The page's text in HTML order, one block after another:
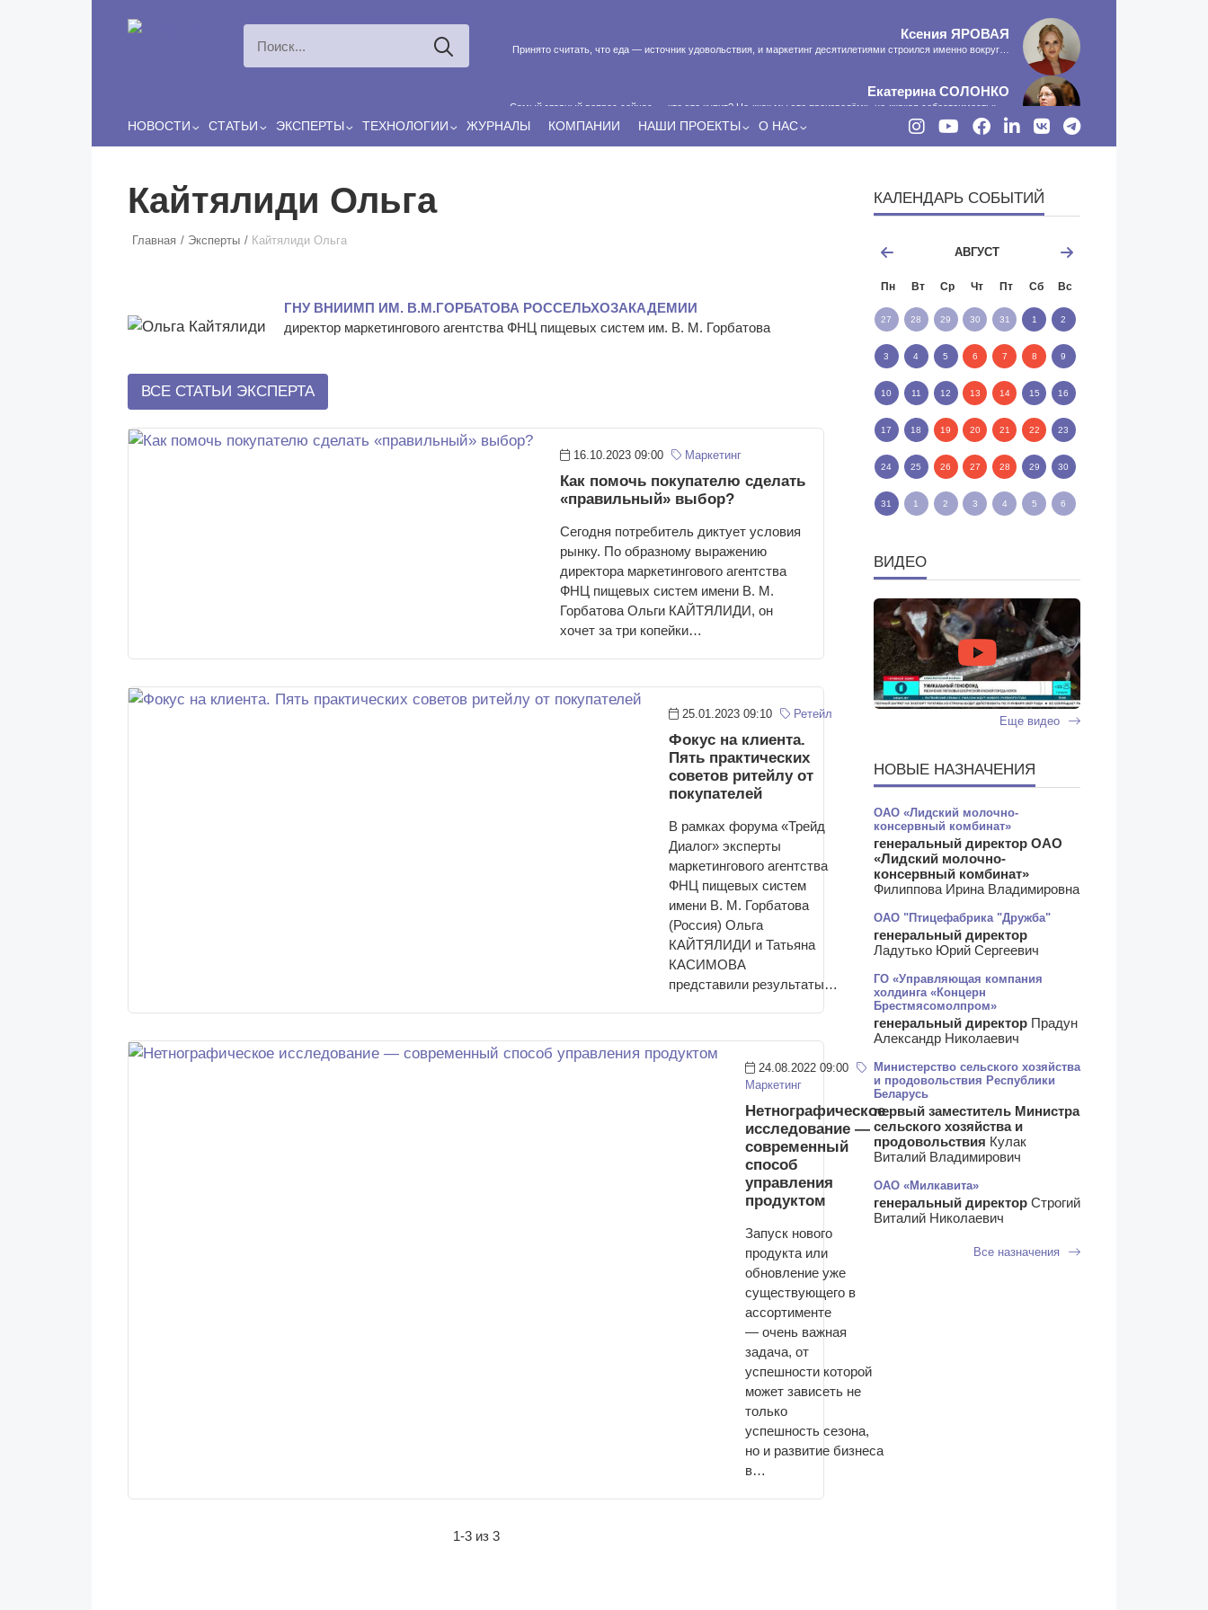
Ксения ЯРОВАЯ
Принято считать, что еда — источник удовольствия, и маркетинг десятилетиями строился именно вокруг…
Екатерина СОЛОНКО
Самый главный вопрос сейчас — кто это купит? Не «как мы это произведём», не «какая себестоимость»,…
СергейЛЯШКО
МНЕНИЕ
НОВОСТИ СТАТЬИ ЭКСПЕРТЫ ТЕХНОЛОГИИ ЖУРНАЛЫ КОМПАНИИ НАШИ ПРОЕКТЫ О НАС
Кайтялиди Ольга
Главная Эксперты Кайтялиди Ольга
ГНУ ВНИИМП ИМ. В.М.ГОРБАТОВА РОССЕЛЬХОЗАКАДЕМИИ
директор маркетингового агентства ФНЦ пищевых систем им. В. М. Горбатова
ВСЕ СТАТЬИ ЭКСПЕРТА
16.10.2023 09:00 Маркетинг
Как помочь покупателю сделать
«правильный» выбор?
Сегодня потребитель диктует условия
рынку. По образному выражению
директора маркетингового агентства
ФНЦ пищевых систем имени В. М.
Горбатова Ольги КАЙТЯЛИДИ, он
хочет за три копейки…
25.01.2023 09:10 Ретейл
Фокус на клиента.
Пять практических
советов ритейлу от
покупателей
В рамках форума «Трейд
Диалог» эксперты
маркетингового агентства
ФНЦ пищевых систем
имени В. М. Горбатова
(Россия) Ольга
КАЙТЯЛИДИ и Татьяна
КАСИМОВА
представили результаты…
24.08.2022 09:00
Маркетинг
Нетнографическое
исследование —
современный
способ
управления
продуктом
Запуск нового
продукта или
обновление уже
существующего в
ассортименте
— очень важная
задача, от
успешности которой
может зависеть не
только
успешность сезона,
но и развитие бизнеса
в…
1-3 из 3
КАЛЕНДАРЬ СОБЫТИЙ
АВГУСТ
Пн Вт Ср Чт Пт Сб Вс
27 28 29 30 31 1 2
3 4 5 6 7 8 9
10 11 12 13 14 15 16
17 18 19 20 21 22 23
24 25 26 27 28 29 30
31 1 2 3 4 5 6
ВИДЕО
Еще видео
НОВЫЕ НАЗНАЧЕНИЯ
ОАО «Лидский молочно-
консервный комбинат»
генеральный директор ОАО
«Лидский молочно-
консервный комбинат»
Филиппова Ирина Владимировна
ОАО "Птицефабрика "Дружба"
генеральный директор
Ладутько Юрий Сергеевич
ГО «Управляющая компания
холдинга «Концерн
Брестмясомолпром»
генеральный директор Прадун
Александр Николаевич
Министерство сельского хозяйства
и продовольствия Республики
Беларусь
первый заместитель Министра
сельского хозяйства и
продовольствия Кулак
Виталий Владимирович
ОАО «Милкавита»
генеральный директор Строгий
Виталий Николаевич
Все назначения